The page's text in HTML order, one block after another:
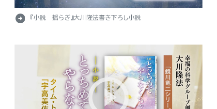
arrow_circle_right 『小説 揺らぎ』大川隆法書き下ろし小説